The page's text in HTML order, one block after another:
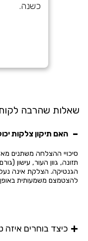
כשנה.
שאלות שהרבה
האם תיקון צלקות
סיכויי ההצלחה משתנים
תזונה, גוון העור, עישון
הגנטיקה. הצלקת אינה
להצטמצם משמעותית
כיצד בוחרים איזה